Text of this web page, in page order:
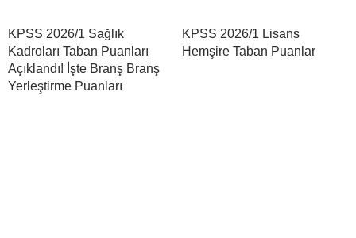
KPSS 2026/1 Sağlık
Kadroları Taban Puanları
Açıklandı! İşte Branş Branş
Yerleştirme Puanları
KPSS 2026/1 Lisans
Hemşire Taban Puanlar